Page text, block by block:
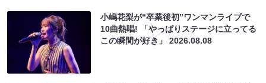
小嶋花梨が“卒業後初”ワンマンライブで
10曲熱唱! 「やっぱりステージに立ってる
この瞬間が好き」2026.08.08